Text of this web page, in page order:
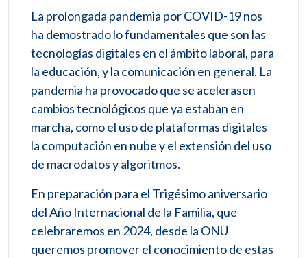
La prolongada pandemia por COVID-19 nos
ha demostrado lo fundamentales que son las
tecnologías digitales en el ámbito laboral, para
la educación, y la comunicación en general. La
pandemia ha provocado que se acelerasen
cambios tecnológicos que ya estaban en
marcha, como el uso de plataformas digitales
la computación en nube y el extensión del uso
de macrodatos y algoritmos.
En preparación para el Trigésimo aniversario
del Año Internacional de la Familia, que
celebraremos en 2024, desde la ONU
queremos promover el conocimiento de estas